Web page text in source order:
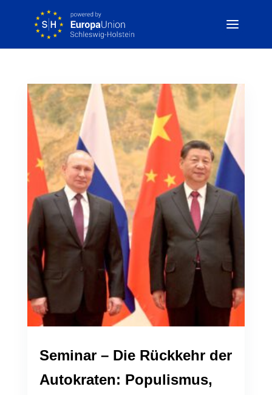
Seminar – Die Rückkehr der
Autokraten: Populismus,